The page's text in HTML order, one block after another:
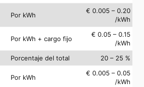
Por kWh
€ 0.005 – 0.20
/kWh
Por kWh + cargo fijo
€ 0.05 – 0.15
/kWh
Porcentaje del total
20 – 25 %
Por kWh
€ 0.005 – 0.05
/kWh